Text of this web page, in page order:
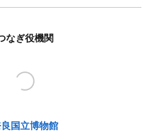
なぎ役機関
国立博物館